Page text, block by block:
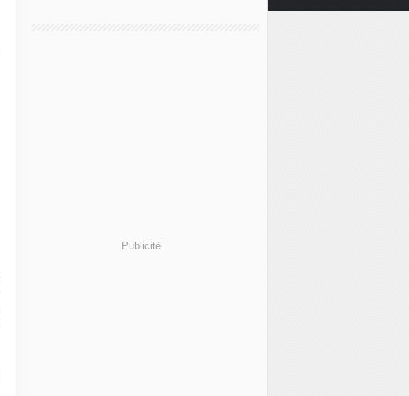
Publicité